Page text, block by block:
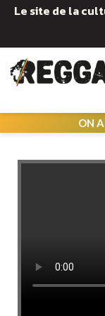
Le site de la
ON